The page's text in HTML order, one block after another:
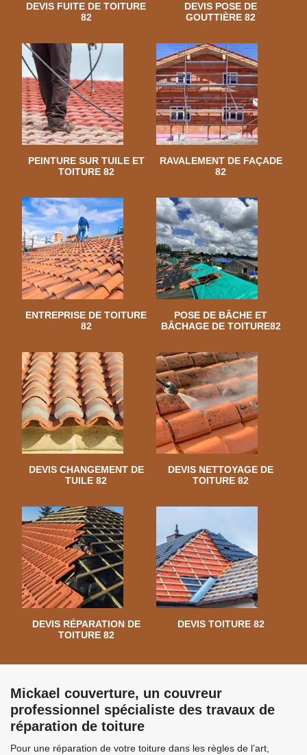
DEVIS FUITE DE TOITURE
82
DEVIS POSE DE
GOUTTIÈRE 82
PEINTURE SUR TUILE ET
TOITURE 82
RAVALEMENT DE FAÇADE
82
ENTREPRISE DE TOITURE
82
POSE DE BÂCHE ET
BÂCHAGE DE TOITURE82
DEVIS CHANGEMENT DE
TUILE 82
DEVIS NETTOYAGE DE
TOITURE 82
DEVIS RÉPARATION DE
TOITURE 82
DEVIS TOITURE 82
Mickael couverture, un couvreur
professionnel spécialiste des travaux de
réparation de toiture
Pour une réparation de votre toiture dans les règles de l’art,